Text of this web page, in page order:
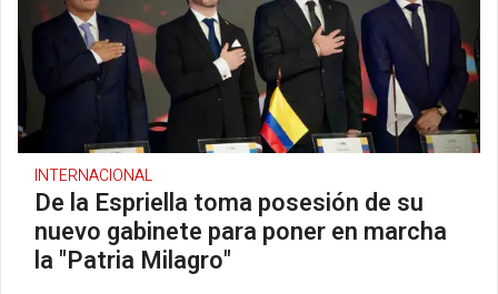
INTERNACIONAL
De la Espriella toma posesión de su
nuevo gabinete para poner en marcha
la "Patria Milagro"